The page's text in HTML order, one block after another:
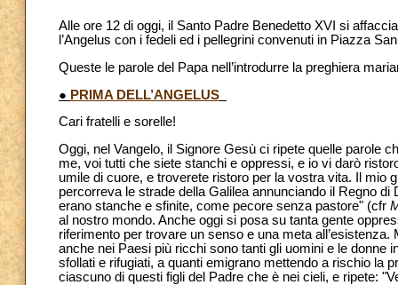
Alle ore 12 di oggi, il Santo Padre Benedetto XVI si
l’Angelus con i fedeli ed i pellegrini convenuti in Piazza
Queste le parole del Papa nell’introdurre la preghiera
● PRIMA DELL’ANGELUS
Cari fratelli e sorelle!
Oggi, nel Vangelo, il Signore Gesù ci ripete quelle parole
me, voi tutti che siete stanchi e oppressi, e io vi darò
umile di cuore, e troverete ristoro per la vostra vita. Il mio
percorreva le strade della Galilea annunciando il Regno
erano stanche e sfinite, come pecore senza pastore" (cfr
al nostro mondo. Anche oggi si posa su tanta gente
riferimento per trovare un senso e una meta
anche nei Paesi più ricchi sono tanti gli uomini e le donne
sfollati e rifugiati, a quanti emigrano mettendo a rischio la
ciascuno di questi figli del Padre che è nei cieli, e ripete: